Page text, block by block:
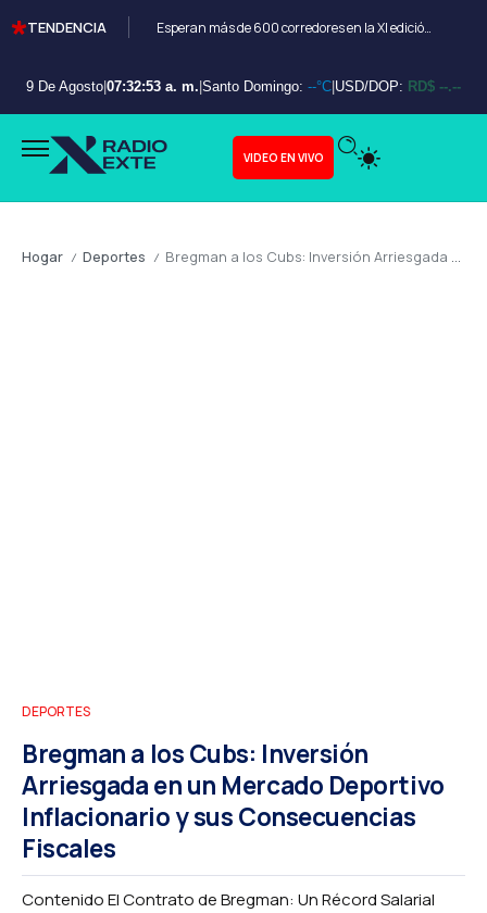
TENDENCIA Esperan más de 600 corredores en la XI edición del Bayahibe 10K
9 De Agosto 07:32:54 a. m. Santo Domingo: --°C USD/DOP: RD$ --.--
VIDEO EN VIVO
Hogar / Deportes / Bregman a los Cubs: Inversión Arriesgada en un Mercado Deportivo Inflacionario y sus Consecuencias Fiscales
DEPORTES
Bregman a los Cubs: Inversión
Arriesgada en un Mercado Deportivo
Inflacionario y sus Consecuencias
Fiscales
Contenido El Contrato de Bregman: Un Récord Salarial